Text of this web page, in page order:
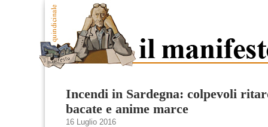
Incendi in Sardegna: colpevoli
bacate e anime marce
16 Luglio 2016